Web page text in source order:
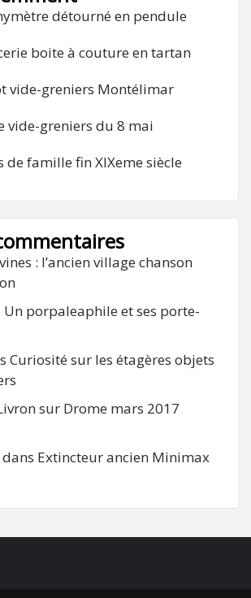
détourné en pendule
boite à couture en tartan
vide-greniers Montélimar
vide-greniers du 8 mai
famille fin XIXeme siècle
: l’ancien village chanson
Un porpaleaphile et ses porte-
Curiosité sur les étagères objets
sur Drome mars 2017
dans Extincteur ancien Minimax